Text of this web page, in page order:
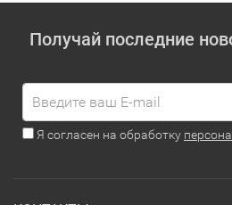
Получай последние
Я согласен на обработку